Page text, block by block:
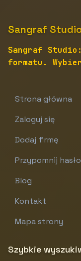
Sangraf
Sangraf
formatu.
Strona główna
Zaloguj się
Dodaj firmę
Przypomnij hasło
Blog
Kontakt
Mapa strony
Szybkie